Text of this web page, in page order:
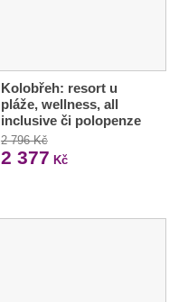
Kolobřeh: resort u
pláže, wellness, all
inclusive či polopenze
2 796 Kč
2 377 Kč